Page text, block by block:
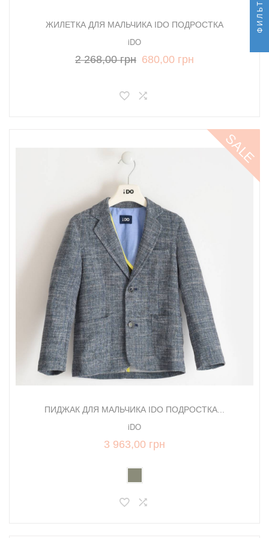
ЖИЛЕТКА ДЛЯ МАЛЬЧИКА IDO ПОДРОСТКА
iDO
2 268,00 грн 680,00 грн
SALE
ПИДЖАК ДЛЯ МАЛЬЧИКА IDO ПОДРОСТКА...
iDO
3 963,00 грн
ФИЛЬТР